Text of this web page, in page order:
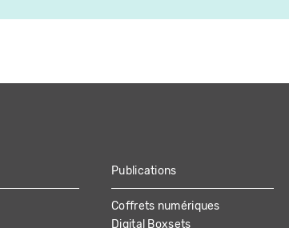
Publications
Coffrets numériques
Digital Boxsets